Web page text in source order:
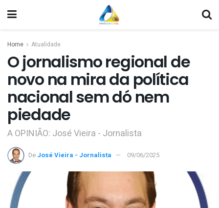
Home Atualidade
O jornalismo regional de
novo na mira da política
nacional sem dó nem
piedade
A OPINIÃO: José Vieira - Jornalista
De José Vieira - Jornalista 09/06/2025